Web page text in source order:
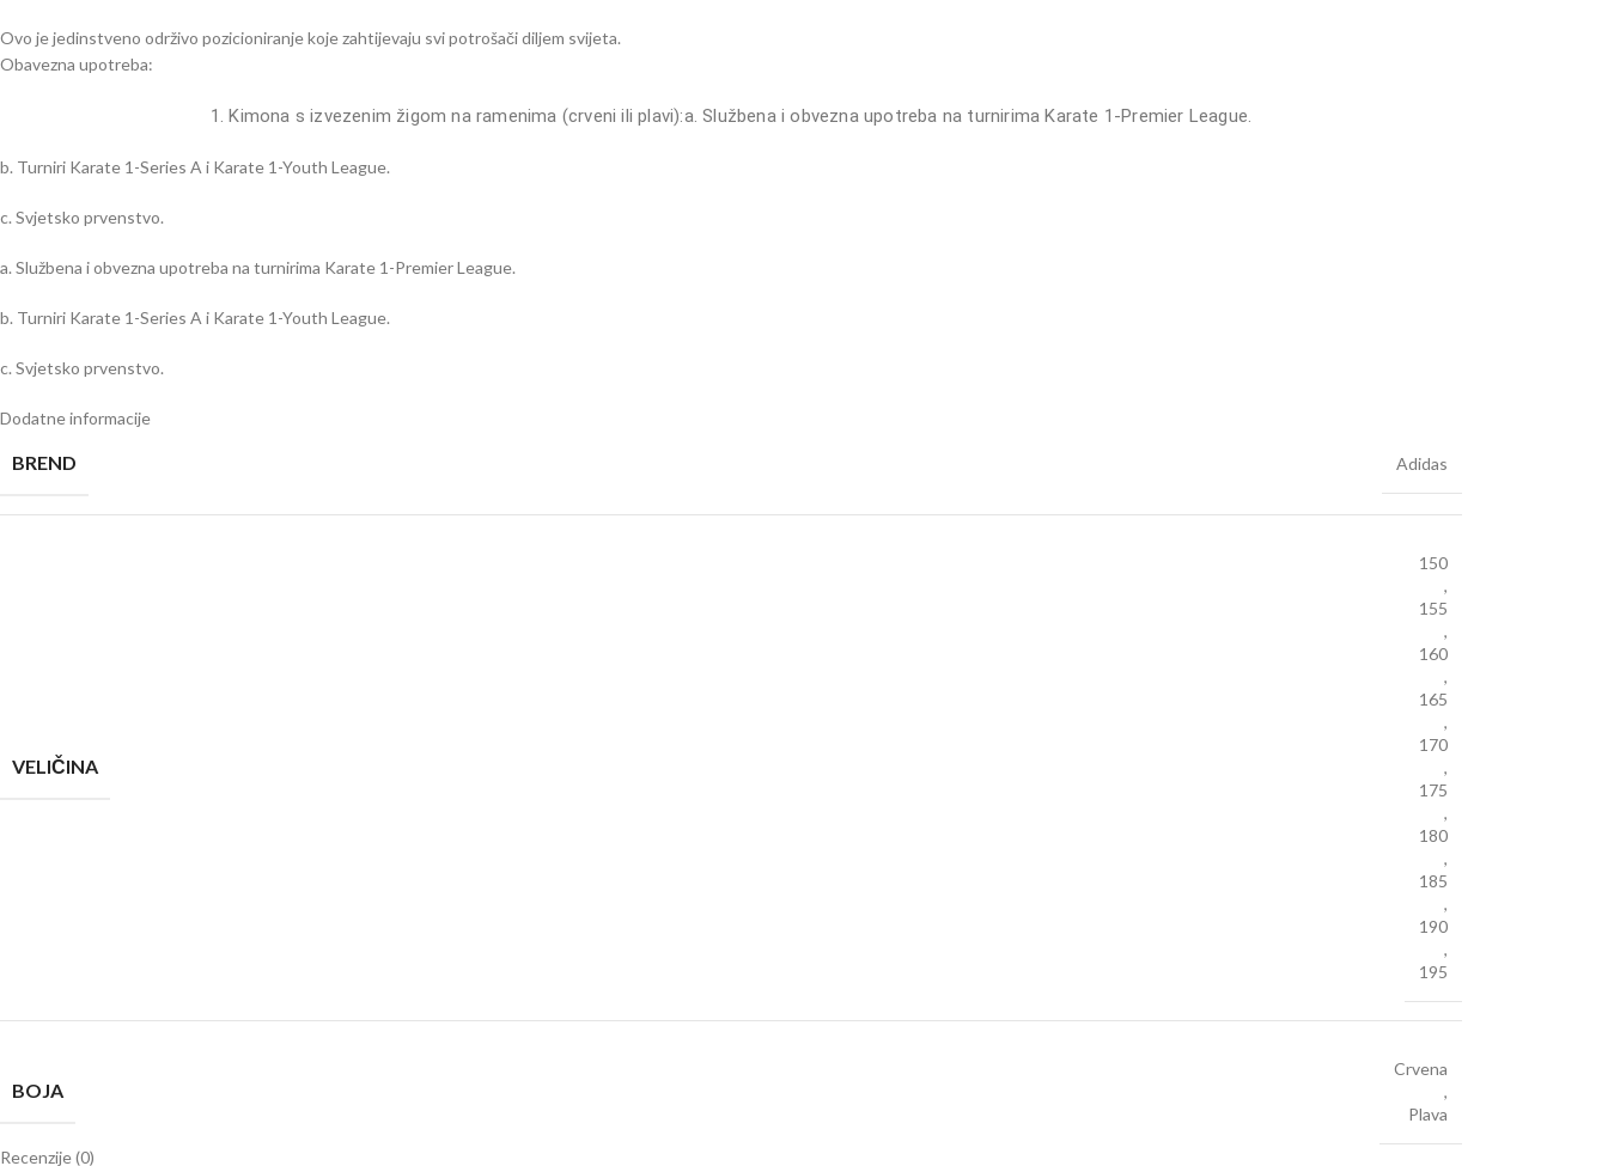
Ovo je jedinstveno održivo pozicioniranje koje zahtijevaju svi potrošači diljem svijeta.
Obavezna upotreba:
1. Kimona s izvezenim žigom na ramenima (crveni ili plavi):a. Službena i obvezna upotreba na turnirima Karate 1-Premier League.
b. Turniri Karate 1-Series A i Karate 1-Youth League.
c. Svjetsko prvenstvo.
a. Službena i obvezna upotreba na turnirima Karate 1-Premier League.
b. Turniri Karate 1-Series A i Karate 1-Youth League.
c. Svjetsko prvenstvo.
Dodatne informacije
BREND Adidas
VELIČINA
150
,
155
,
160
,
165
,
170
,
175
,
180
,
185
,
190
,
195
BOJA
Crvena
,
Plava
Recenzije (0)